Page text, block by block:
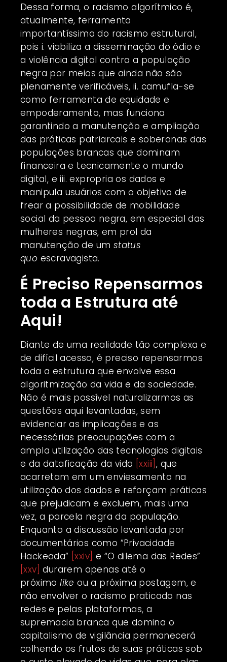
Dessa forma, o racismo algorítmico é,
atualmente, ferramenta
importantíssima do racismo estrutural,
pois i. viabiliza a disseminação do ódio e
a violência digital contra a população
negra por meios que ainda não são
plenamente verificáveis, ii. camufla-se
como ferramenta de equidade e
empoderamento, mas funciona
garantindo a manutenção e ampliação
das práticas patriarcais e soberanas das
populações brancas que dominam
financeira e tecnicamente o mundo
digital, e iii. expropria os dados e
manipula usuários com o objetivo de
frear a possibilidade de mobilidade
social da pessoa negra, em especial das
mulheres negras, em prol da
manutenção de um status
quo escravagista.
É Preciso Repensarmos
toda a Estrutura até
Aqui!
Diante de uma realidade tão complexa e
de difícil acesso, é preciso repensarmos
toda a estrutura que envolve essa
algoritmização da vida e da sociedade.
Não é mais possível naturalizarmos as
questões aqui levantadas, sem
evidenciar as implicações e as
necessárias preocupações com a
ampla utilização das tecnologias digitais
e da dataficação da vida [xxiii] , que
acarretam em um enviesamento na
utilização dos dados e reforçam práticas
que prejudicam e excluem, mais uma
vez, a parcela negra da população.
Enquanto a discussão levantada por
documentários como “Privacidade
Hackeada” [xxiv] e “O dilema das Redes”
[xxv] durarem apenas até o
próximolike ou a próxima postagem, e
não envolver o racismo praticado nas
redes e pelas plataformas, a
supremacia branca que domina o
capitalismo de vigilância permanecerá
colhendo os frutos de suas práticas sob